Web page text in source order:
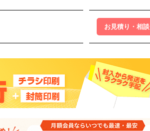
お見積り・相談